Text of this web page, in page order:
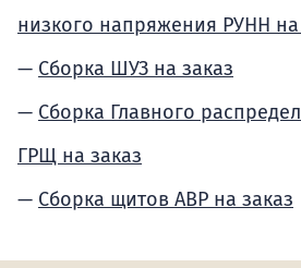
низкого напряжения РУНН на
Сборка ШУЗ на заказ
Сборка Главного
ГРЩ на заказ
Сборка щитов АВР на заказ